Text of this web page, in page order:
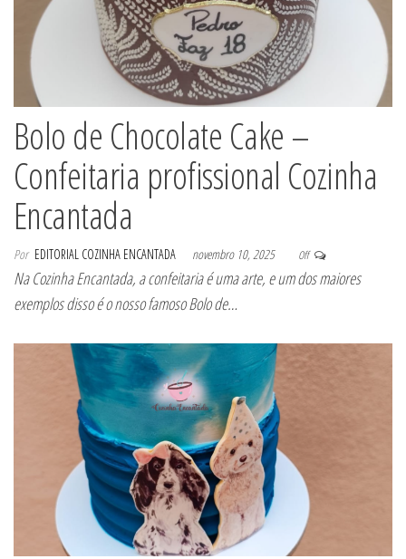
Bolo de Chocolate Cake –
Confeitaria profissional Cozinha
Encantada
Por EDITORIAL COZINHA ENCANTADA novembro 10, 2025 Off
Na Cozinha Encantada, a confeitaria é uma arte, e um dos maiores
exemplos disso é o nosso famoso Bolo de…